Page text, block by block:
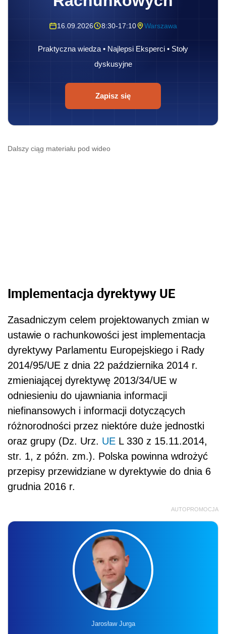
16.09.2026 8:30-17:10 Warszawa
Praktyczna wiedza • Najlepsi Eksperci • Stoły
dyskusyjne
Zapisz się
Dalszy ciąg materiału pod wideo
Implementacja dyrektywy UE
Zasadniczym celem projektowanych zmian w
ustawie o rachunkowości jest implementacja
dyrektywy Parlamentu Europejskiego i Rady
2014/95/UE z dnia 22 października 2014 r.
zmieniającej dyrektywę 2013/34/UE w
odniesieniu do ujawniania informacji
niefinansowych i informacji dotyczących
różnorodności przez niektóre duże jednostki
oraz grupy (Dz. Urz. UE L 330 z 15.11.2014,
str. 1, z późn. zm.). Polska powinna wdrożyć
przepisy przewidziane w dyrektywie do dnia 6
grudnia 2016 r.
AUTOPROMOCJA
Jarosław Jurga